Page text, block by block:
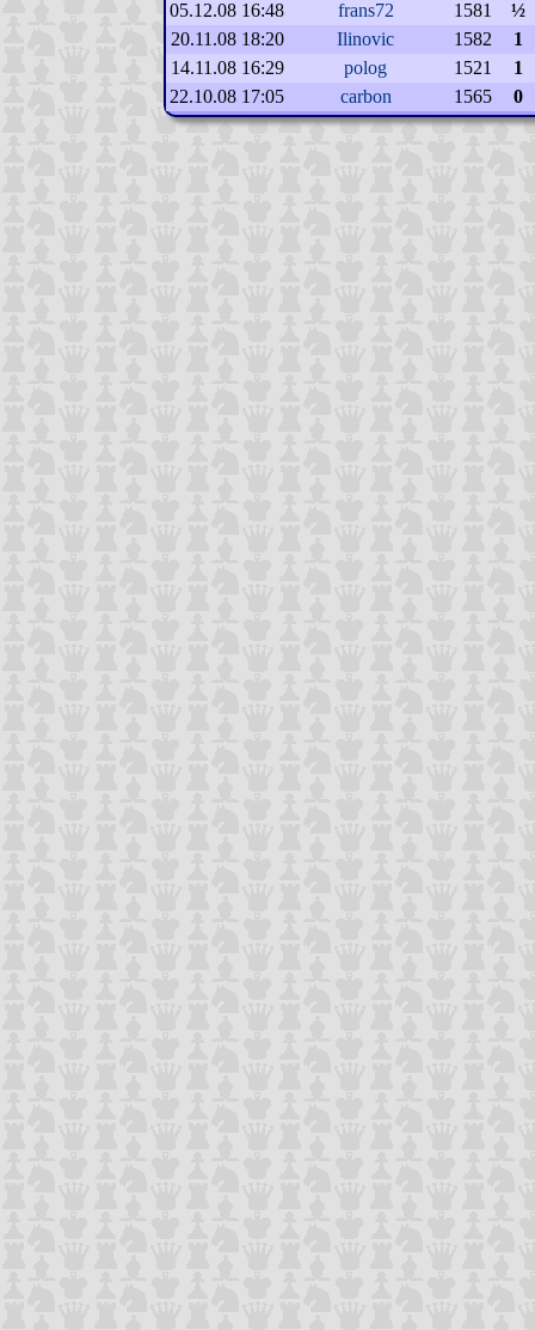
05.12.08 16:48
frans72 1581
½
20.11.08 18:20
Ilinovic 1582
1
14.11.08 16:29
polog 1521
1
22.10.08 17:05
carbon 1565 0